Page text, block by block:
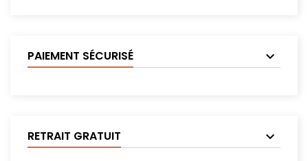
PAIEMENT SÉCURISÉ
RETRAIT GRATUIT